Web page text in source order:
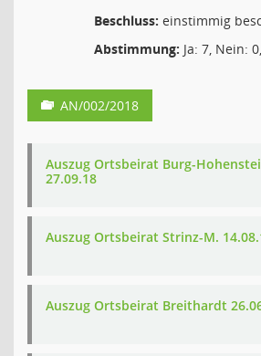
Beschluss: einstimmig
Abstimmung: Ja: 7, Nein:
AN/002/2018
Auszug Ortsbeirat Burg-
27.09.18
Auszug Ortsbeirat Strinz-M.
Auszug Ortsbeirat Breithardt